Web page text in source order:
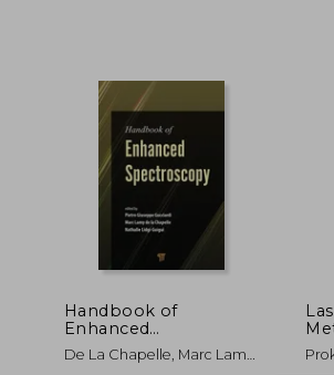
45%
dcto.
Handbook of
Enhanced
Spectroscopy (en
Inglés)
De La Chapelle, Marc Lamy